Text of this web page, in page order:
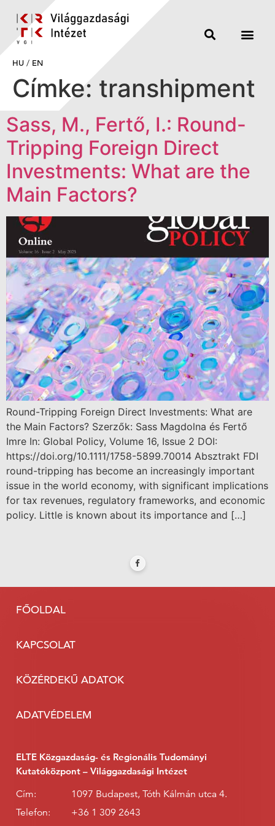
HU / EN
Címke: transhipment
Sass, M., Fertő, I.: Round-
Tripping Foreign Direct
Investments: What are the
Main Factors?
Round-Tripping Foreign Direct Investments: What are
the Main Factors? Szerzők: Sass Magdolna és Fertő
Imre In: Global Policy, Volume 16, Issue 2 DOI:
https://doi.org/10.1111/1758-5899.70014 Absztrakt FDI
round-tripping has become an increasingly important
issue in the world economy, with significant implications
for tax revenues, regulatory frameworks, and economic
policy. Little is known about its importance and […]
FŐOLDAL
KAPCSOLAT
KÖZÉRDEKŰ ADATOK
ADATVÉDELEM
ELTE Közgazdaság- és Regionális Tudományi
Kutatóközpont – Világgazdasági Intézet
Cím:
1097 Budapest, Tóth Kálmán utca 4.
Telefon:
+36 1 309 2643